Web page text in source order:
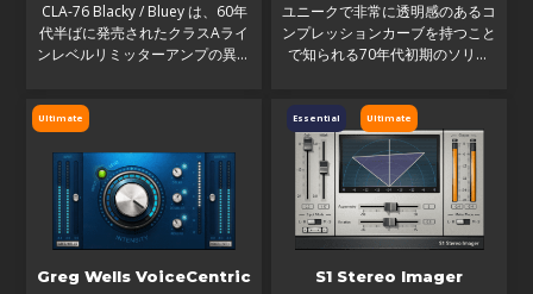
CLA-76 Blacky / Bluey は、60年
代半ばに発売されたクラスAライ
ンレベルリミッターアンプの異な
Bluey＂の両バージョンも、オリ
ユニークで非常に透明感のあるコ
ンプレッションカーブを持つこと
で知られる70年代初期のソリッ
素早いレスポンスと繊細な倍音歪
みを提供します。オリジナ
Ultimate
Greg Wells VoiceCentric
Ultimate
Essential
S1 Stereo Imager